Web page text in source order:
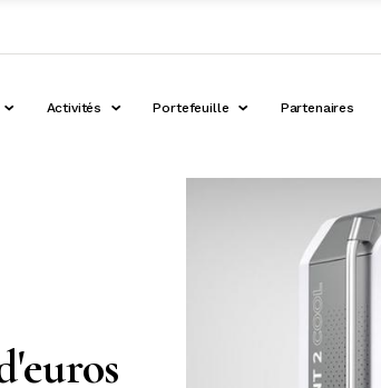
Activités Portefeuille Partenaires